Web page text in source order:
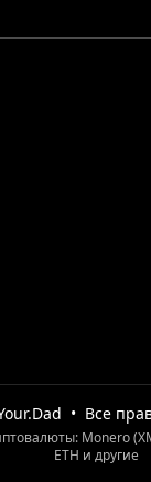
• Все
Monero
ETH и другие